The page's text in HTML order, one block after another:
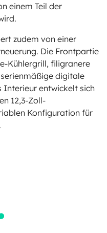
einem Teil der
zudem von einer
Die Frontpartie
Kühlergrill, filigranere
digitale
Interieur entwickelt sich
12,3-Zoll-
Konfiguration für